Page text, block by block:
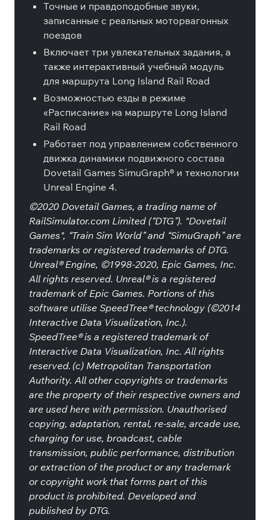
Точные и правдоподобные звуки,
записанные с реальных моторвагонных
поездов
Включает три увлекательных задания, а
также интерактивный учебный модуль
для маршрута Long Island Rail Road
Возможностью езды в режиме
«Расписание» на маршруте Long Island
Rail Road
Работает под управлением собственного
движка динамики подвижного состава
Dovetail Games SimuGraph® и технологии
Unreal Engine 4.
©2020 Dovetail Games, a trading name of
RailSimulator.com Limited (“DTG”). "Dovetail
Games", “Train Sim World” and “SimuGraph” are
trademarks or registered trademarks of DTG.
Unreal® Engine, ©1998-2020, Epic Games, Inc.
All rights reserved. Unreal® is a registered
trademark of Epic Games. Portions of this
software utilise SpeedTree® technology (©2014
Interactive Data Visualization, Inc.).
SpeedTree® is a registered trademark of
Interactive Data Visualization, Inc. All rights
reserved. (c) Metropolitan Transportation
Authority. All other copyrights or trademarks
are the property of their respective owners and
are used here with permission. Unauthorised
copying, adaptation, rental, re-sale, arcade use,
charging for use, broadcast, cable
transmission, public performance, distribution
or extraction of the product or any trademark
or copyright work that forms part of this
product is prohibited. Developed and
published by DTG.